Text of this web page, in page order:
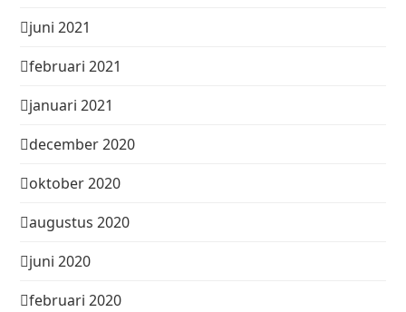
juni 2021
februari 2021
januari 2021
december 2020
oktober 2020
augustus 2020
juni 2020
februari 2020